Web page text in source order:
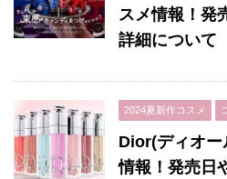
スメ情報！発
詳細について
2024夏新作コスメ
Dior(ディオー
情報！発売日